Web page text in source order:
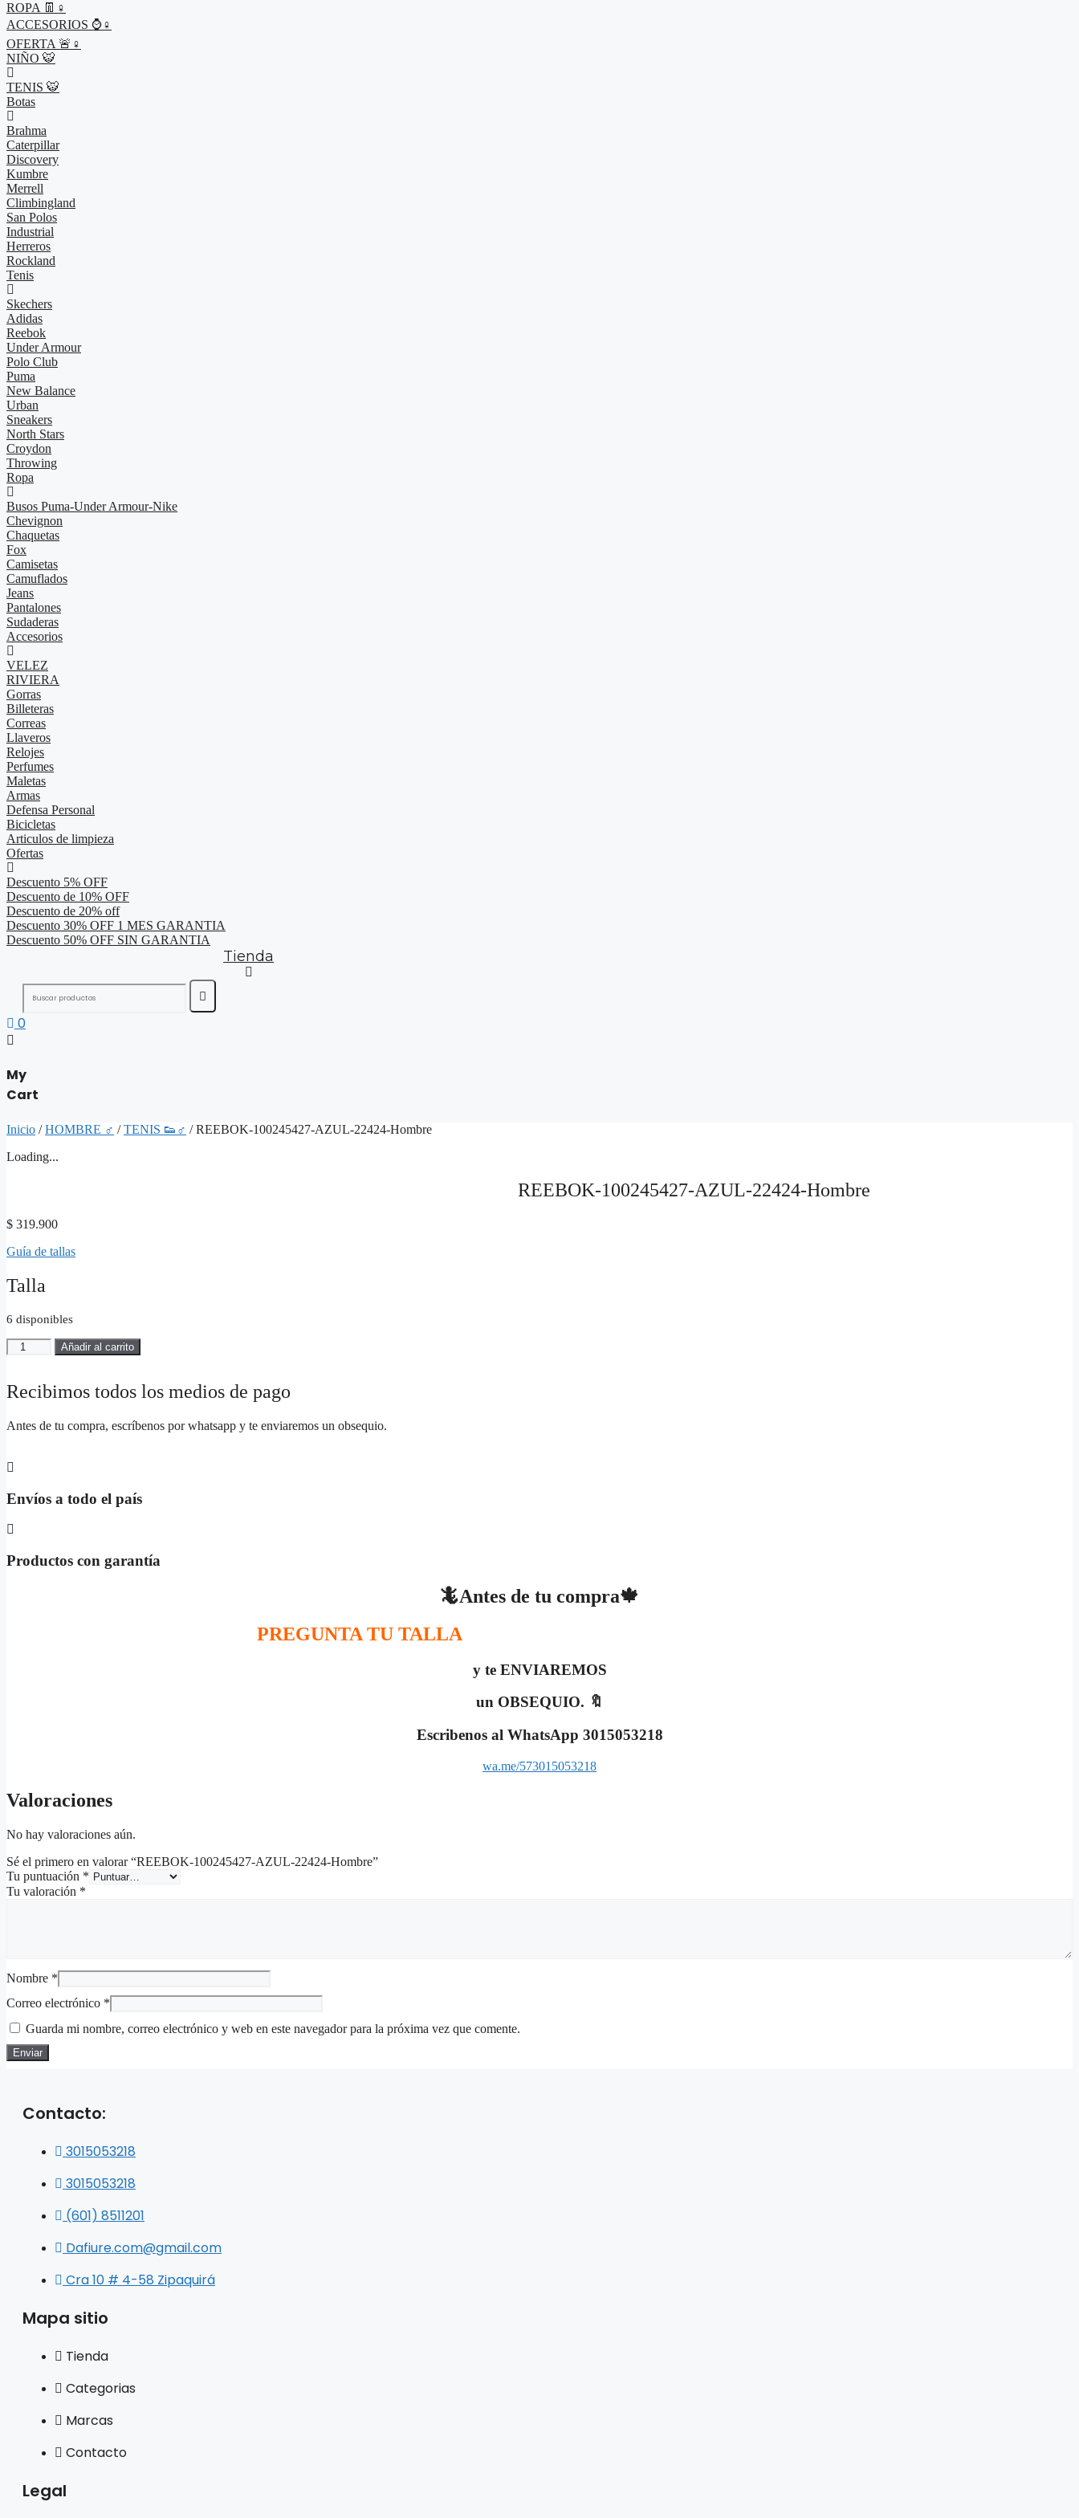
ROPA 👖♀
ACCESORIOS ⌚♀
OFERTA 🚨♀
NIÑO 🐯
TENIS 🐯
Botas
Brahma
Caterpillar
Discovery
Kumbre
Merrell
Climbingland
San Polos
Industrial
Herreros
Rockland
Tenis
Skechers
Adidas
Reebok
Under Armour
Polo Club
Puma
New Balance
Urban
Sneakers
North Stars
Croydon
Throwing
Ropa
Busos Puma-Under Armour-Nike
Chevignon
Chaquetas
Fox
Camisetas
Camuflados
Jeans
Pantalones
Sudaderas
Accesorios
VELEZ
RIVIERA
Gorras
Billeteras
Correas
Llaveros
Relojes
Perfumes
Maletas
Armas
Defensa Personal
Bicicletas
Articulos de limpieza
Ofertas
Descuento 5% OFF
Descuento de 10% OFF
Descuento de 20% off
Descuento 30% OFF 1 MES GARANTIA
Descuento 50% OFF SIN GARANTIA
Tienda
0
My
Cart
Inicio /HOMBRE ♂ /TENIS 👟♂ / REEBOK-100245427-AZUL-22424-Hombre
Loading...
REEBOK-100245427-AZUL-22424-Hombre
$ 319.900
Guía de tallas
Talla
6 disponibles
REEBOK-
100245427-
22424-
Hombre
Añadir al carrito
Recibimos todos los medios de pago
Antes de tu compra, escríbenos por whatsapp y te enviaremos un obsequio.
Envíos a todo el país
Productos con garantía
🦎Antes de tu compra🍁
PREGUNTA TU TALLA
y te ENVIAREMOS
un OBSEQUIO. 🔖
Escribenos al WhatsApp 3015053218
wa.me/573015053218
Valoraciones
No hay valoraciones aún.
Sé el primero en valorar “REEBOK-100245427-AZUL-22424-Hombre”
Tu puntuación *
Tu valoración *
Nombre *
Correo electrónico *
Guarda mi nombre, correo electrónico y web en este navegador para la próxima vez que comente.
Contacto:
3015053218
3015053218
(601) 8511201
Dafiure.com@gmail.com
Cra 10 # 4-58 Zipaquirá
Mapa sitio
Tienda
Categorias
Marcas
Contacto
Legal